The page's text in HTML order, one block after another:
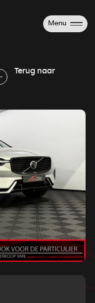
Menu
Terug naar